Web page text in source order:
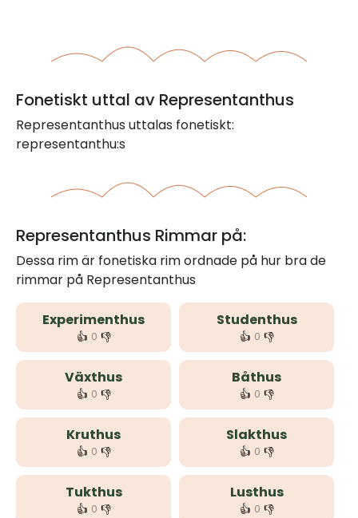
Fonetiskt uttal av Representanthus
Representanthus uttalas fonetiskt:
representanthu:s
Representanthus Rimmar på:
Dessa rim är fonetiska rim ordnade på hur bra de
rimmar på Representanthus
Experimenthus
👍 0 👎
Studenthus
👍 0 👎
Växthus
👍 0 👎
Båthus
👍 0 👎
Kruthus
👍 0 👎
Slakthus
👍 0 👎
Tukthus
👍 0 👎
Lusthus
👍 0 👎